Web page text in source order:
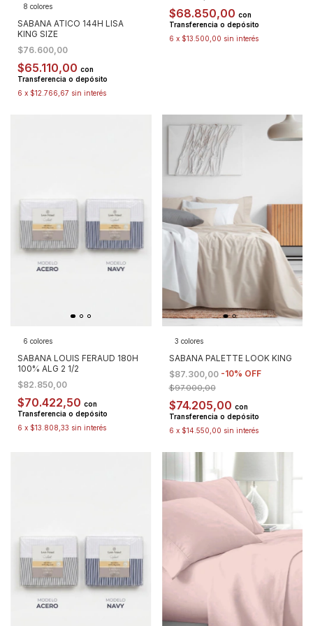
8 colores
SABANA ATICO 144H LISA
KING SIZE
$76.600,00
$65.110,00 con
Transferencia o depósito
6 x $12.766,67 sin interés
$68.850,00 con
Transferencia o depósito
6 x $13.500,00 sin interés
6 colores
SABANA LOUIS FERAUD 180H
100% ALG 2 1/2
$82.850,00
$70.422,50 con
Transferencia o depósito
6 x $13.808,33 sin interés
3 colores
SABANA PALETTE LOOK KING
$87.300,00 -10% OFF
$97.000,00
$74.205,00 con
Transferencia o depósito
6 x $14.550,00 sin interés